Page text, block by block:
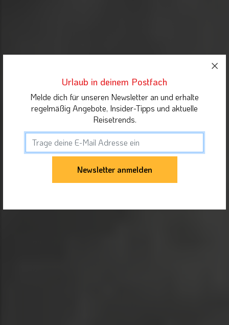
Urlaub in deinem Postfach
Melde dich für unseren Newsletter an und erhalte
regelmäßig Angebote, Insider-Tipps und aktuelle
Reisetrends.